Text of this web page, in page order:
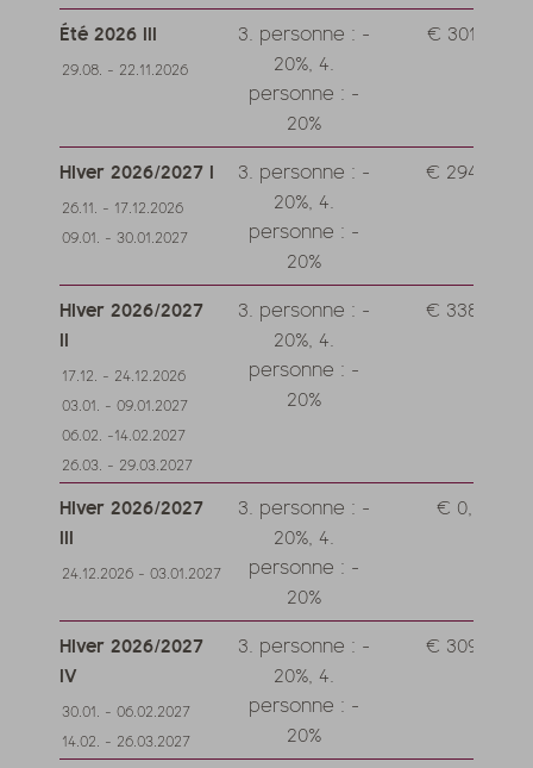
Été 2026 III
29.08. - 22.11.2026
3. personne : -
20%, 4.
personne : -
20%
€ 301,--
Hiver 2026/2027 I
26.11. - 17.12.2026
09.01. - 30.01.2027
3. personne : -
20%, 4.
personne : -
20%
€ 294,--
Hiver 2026/2027
II
17.12. - 24.12.2026
03.01. - 09.01.2027
06.02. -14.02.2027
26.03. - 29.03.2027
3. personne : -
20%, 4.
personne : -
20%
€ 338,--
Hiver 2026/2027
III
24.12.2026 - 03.01.2027
3. personne : -
20%, 4.
personne : -
20%
€ 0,--
Hiver 2026/2027
IV
30.01. - 06.02.2027
14.02. - 26.03.2027
3. personne : -
20%, 4.
personne : -
20%
€ 309,--